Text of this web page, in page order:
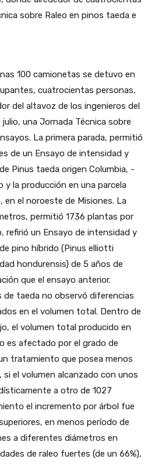
sobre Raleo en pinos taeda e
100 camionetas se detuvo en
cuatrocientas personas,
del altavoz de los ingenieros del
una Jornada Técnica sobre
La primera parada, permitió
de un Ensayo de intensidad y
Pinus taeda origen Columbia, -
la producción en una parcela
en el noroeste de Misiones. La
permitió 1736 plantas por
refirió un Ensayo de intensidad y
pino híbrido (Pinus elliotti
hondurensis) de 5 años de
que el ensayo anterior.
de taeda no observó diferencias
en el volumen total. Dentro de
el volumen total producido en
es afectado por el grado de
tratamiento que posea menos
si el volumen alcanzado con unos
a otro de 1027
el incremento por árbol fue
en menos período de
a diferentes diámetros en
de raleo fuertes (de un 66%),